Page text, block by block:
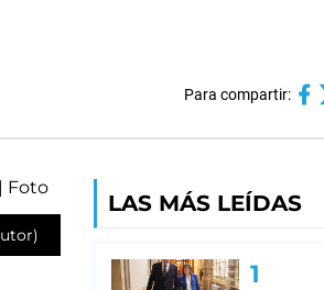
Para compartir:
LAS MÁS LEÍDAS